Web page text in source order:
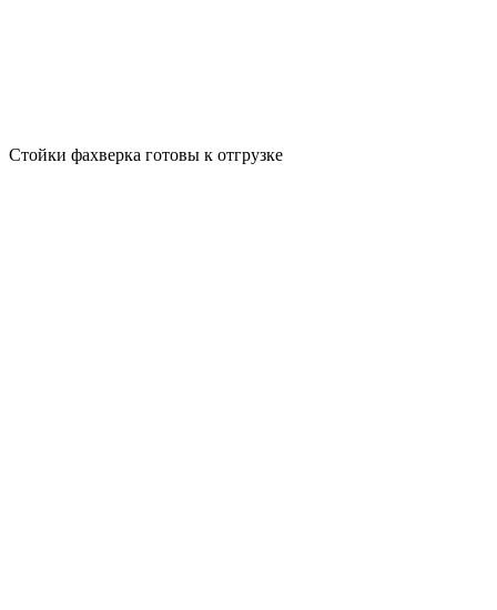
Стойки фахверка готовы к отгрузке